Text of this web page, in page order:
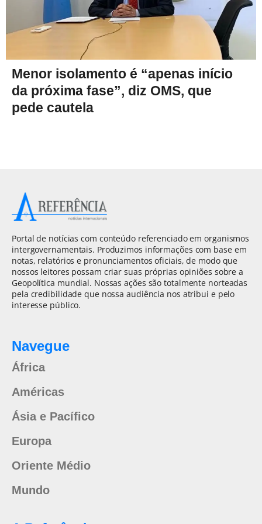
Menor isolamento é “apenas início
da próxima fase”, diz OMS, que
pede cautela
Portal de notícias com conteúdo referenciado em organismos
intergovernamentais. Produzimos informações com base em
notas, relatórios e pronunciamentos oficiais, de modo que
nossos leitores possam criar suas próprias opiniões sobre a
Geopolítica mundial. Nossas ações são totalmente norteadas
pela credibilidade que nossa audiência nos atribui e pelo
interesse público.
Navegue
África
Américas
Ásia e Pacífico
Europa
Oriente Médio
Mundo